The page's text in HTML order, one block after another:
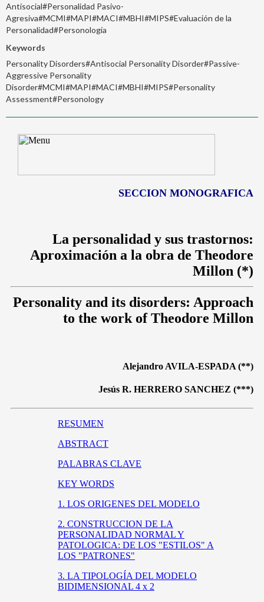
Antisocial#Personalidad Pasivo-
Agresiva#MCMI#MAPI#MACI#MBHI#MIPS#Evaluación de la
Personalidad#Personología
Keywords
Personality Disorders#Antisocial Personality Disorder#Passive-
Aggressive Personality
Disorder#MCMI#MAPI#MACI#MBHI#MIPS#Personality
Assessment#Personology